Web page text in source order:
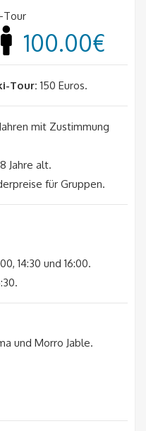
Tour
100.00€
Tour: 150 Euros.
mit Zustimmung
Jahre alt.
für Gruppen.
14:30 und 16:00.
und Morro Jable.